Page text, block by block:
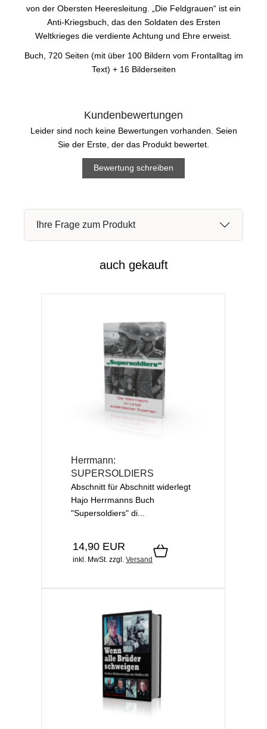
von der Obersten Heeresleitung. „Die Feldgrauen“ ist ein
Anti-Kriegsbuch, das den Soldaten des Ersten
Weltkrieges die verdiente Achtung und Ehre erweist.
Buch, 720 Seiten (mit über 100 Bildern vom Frontalltag im
Text) + 16 Bilderseiten
Kundenbewertungen
Leider sind noch keine Bewertungen vorhanden. Seien
Sie der Erste, der das Produkt bewertet.
Bewertung schreiben
Ihre Frage zum Produkt
auch gekauft
Herrmann:
SUPERSOLDIERS
Abschnitt für Abschnitt widerlegt
Hajo Herrmanns Buch
"Supersoldiers" di...
14,90 EUR
inkl. MwSt. zzgl. Versand